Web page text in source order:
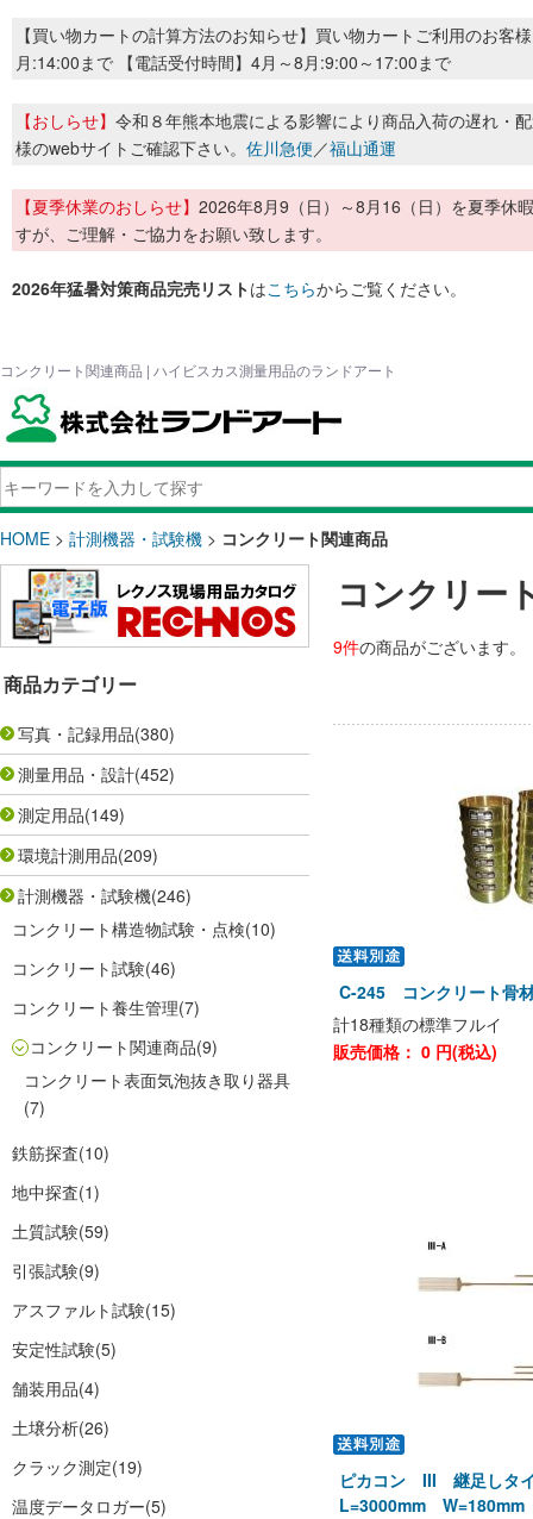
【買い物カートの計算方法のお知らせ】買い物カートご利用のお客
月:14:00まで 【電話受付時間】4月～8月:9:00～17:00まで
【おしらせ】 令和８年熊本地震による影響により商品入荷の遅れ・
様のwebサイトご確認下さい。 佐川急便／福山通運
【夏季休業のおしらせ】 2026年8月9（日）～8月16（日）を夏季休
すが、ご理解・ご協力をお願い致します。
2026年猛暑対策商品完売リストはこちらからご覧ください。
コンクリート関連商品 | ハイビスカス測量用品のランドアート
HOME > 計測機器・試験機 > コンクリート関連商品
商品カテゴリー
写真・記録用品(380)
測量用品・設計(452)
測定用品(149)
環境計測用品(209)
計測機器・試験機(246)
コンクリート構造物試験・点検(10)
コンクリート試験(46)
コンクリート養生管理(7)
コンクリート関連商品(9)
コンクリート表面気泡抜き取り器具
(7)
鉄筋探査(10)
地中探査(1)
土質試験(59)
引張試験(9)
アスファルト試験(15)
安定性試験(5)
舗装用品(4)
土壌分析(26)
クラック測定(19)
温度データロガー(5)
コンクリー
9件の商品がございます。
C-245 コンクリート骨
計18種類の標準フルイ
販売価格： 0 円(税込)
ピカコン III 継足し
L=3000mm W=180mm